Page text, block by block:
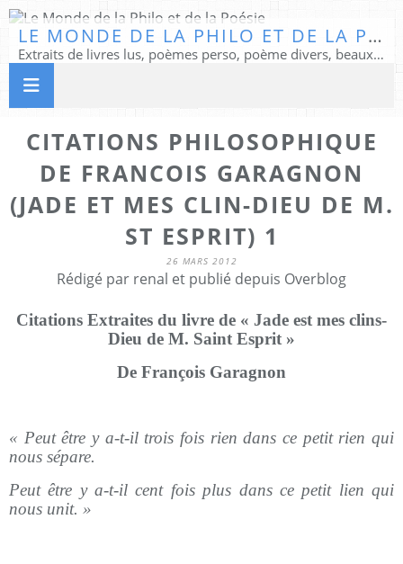
LE MONDE DE LA PHILO ET DE LA POÉSIE
Extraits de livres lus, poèmes perso, poème divers, beaux textes...
CITATIONS PHILOSOPHIQUE
DE FRANCOIS GARAGNON
(JADE ET MES CLIN-DIEU DE M.
ST ESPRIT) 1
26 MARS 2012
Rédigé par renal et publié depuis Overblog
Citations Extraites du livre de « Jade est mes clins-
Dieu de M. Saint Esprit »
De François Garagnon
« Peut être y a-t-il trois fois rien dans ce petit rien qui
nous sépare.
Peut être y a-t-il cent fois plus dans ce petit lien qui
nous unit. »